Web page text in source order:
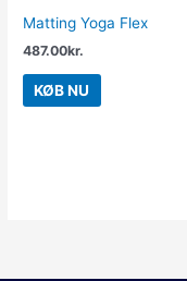
Matting Yoga Flex
487.00kr.
KØB NU